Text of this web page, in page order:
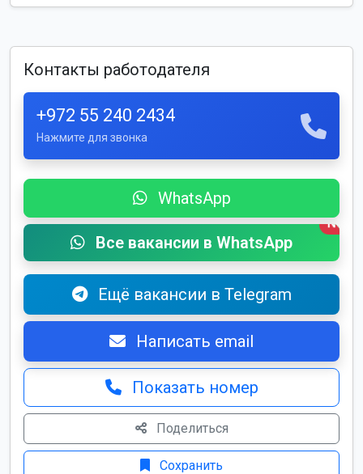
Контакты работодателя
+972 55 240 2434
Нажмите для звонка
WhatsApp
Все вакансии в WhatsApp
New
Ещё вакансии в Telegram
Написать email
Показать номер
Поделиться
Сохранить